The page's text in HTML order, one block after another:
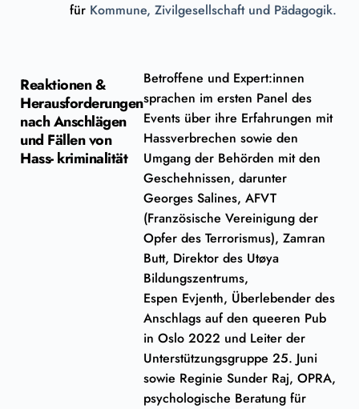
für Kommune, Zivilgesellschaft und Pädagogik.
Reaktionen &
Herausforderungen
nach Anschlägen
und Fällen von
Hass- kriminalität
Betroffene und Expert:innen
sprachen im ersten Panel des
Events über ihre Erfahrungen mit
Hassverbrechen sowie den
Umgang der Behörden mit den
Geschehnissen, darunter
Georges Salines, AFVT
(Französische Vereinigung der
Opfer des Terrorismus), Zamran
Butt, Direktor des Utøya
Bildungszentrums,
Espen Evjenth, Überlebender des
Anschlags auf den queeren Pub
in Oslo 2022 und Leiter der
Unterstützungsgruppe 25. Juni
sowie Reginie Sunder Raj, OPRA,
psychologische Beratung für